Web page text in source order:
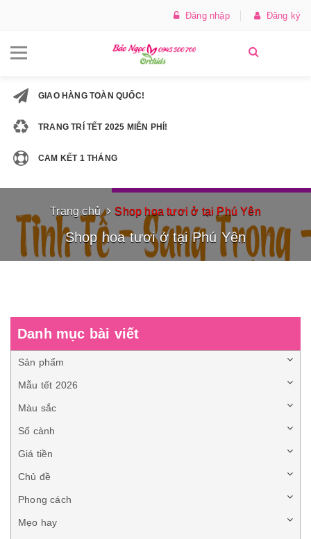
Đăng nhập Đăng ký
GIAO HÀNG TOÀN QUỐC!
TRANG TRÍ TẾT 2025 MIỄN PHÍ!
CAM KẾT 1 THÁNG
Trang chủ Shop hoa tươi ở tại Phú Yên
Shop hoa tươi ở tại Phú Yên
Danh mục bài viết
Sản phẩm
Mẫu tết 2026
Màu sắc
Số cành
Giá tiền
Chủ đề
Phong cách
Mẹo hay